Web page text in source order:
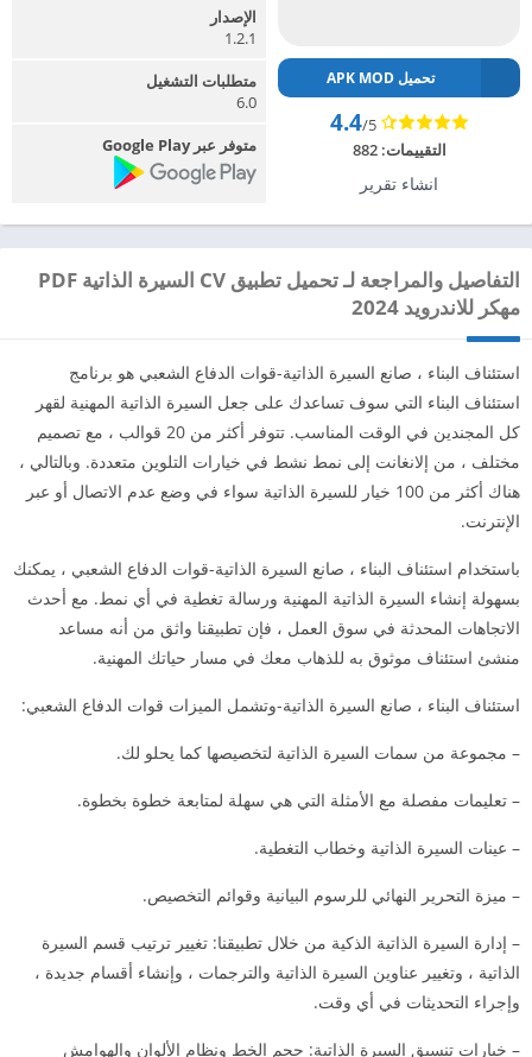
تحميل APK MOD
4.4/5
التقييمات:882
انشاء تقرير
الإصدار
1.2.1
متطلبات التشغيل
6.0
متوفر عبر Google Play
التفاصيل والمراجعة لـ تحميل تطبيق CV السيرة الذاتية PDF
مهكر للاندرويد 2024
استئناف البناء ، صانع السيرة الذاتية-قوات الدفاع الشعبي هو برنامج
استئناف البناء التي سوف تساعدك على جعل السيرة الذاتية المهنية لقهر
كل المجندين في الوقت المناسب. تتوفر أكثر من 20 قوالب ، مع تصميم
مختلف ، من إلانغانت إلى نمط نشط في خيارات التلوين متعددة. وبالتالي ،
هناك أكثر من 100 خيار للسيرة الذاتية سواء في وضع عدم الاتصال أو عبر
الإنترنت.
باستخدام استئناف البناء ، صانع السيرة الذاتية-قوات الدفاع الشعبي ، يمكنك
بسهولة إنشاء السيرة الذاتية المهنية ورسالة تغطية في أي نمط. مع أحدث
الاتجاهات المحدثة في سوق العمل ، فإن تطبيقنا واثق من أنه مساعد
منشئ استئناف موثوق به للذهاب معك في مسار حياتك المهنية.
استئناف البناء ، صانع السيرة الذاتية-وتشمل الميزات قوات الدفاع الشعبي:
– مجموعة من سمات السيرة الذاتية لتخصيصها كما يحلو لك.
– تعليمات مفصلة مع الأمثلة التي هي سهلة لمتابعة خطوة بخطوة.
– عينات السيرة الذاتية وخطاب التغطية.
– ميزة التحرير النهائي للرسوم البيانية وقوائم التخصيص.
– إدارة السيرة الذاتية الذكية من خلال تطبيقنا: تغيير ترتيب قسم السيرة
الذاتية ، وتغيير عناوين السيرة الذاتية والترجمات ، وإنشاء أقسام جديدة ،
وإجراء التحديثات في أي وقت.
– خيارات تنسيق السيرة الذاتية: حجم الخط ونظام الألوان والهوامش